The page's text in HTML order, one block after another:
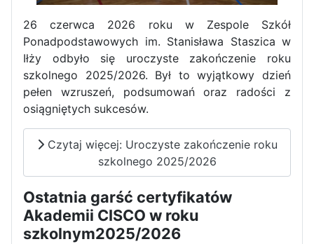
uchwalenia Konstytucji 3 Maja
Dni Otwarte w „Staszicu” za
26 czerwca 2026 roku w Zespole Szkół
Ponadpodstawowych im. Stanisława Staszica w
Iłży odbyło się uroczyste zakończenie roku
szkolnego 2025/2026. Był to wyjątkowy dzień
pełen wzruszeń, podsumowań oraz radości z
osiągniętych sukcesów.
Czytaj więcej: Uroczyste zakończenie roku
szkolnego 2025/2026
Ostatnia garść certyfikatów
Akademii CISCO w roku
szkolnym2025/2026